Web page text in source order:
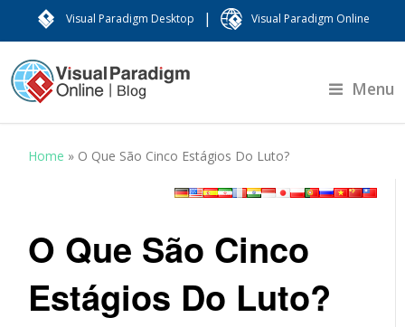
Visual Paradigm Desktop | Visual Paradigm Online
Menu
Home » O Que São Cinco Estágios Do Luto?
O Que São Cinco
Estágios Do Luto?